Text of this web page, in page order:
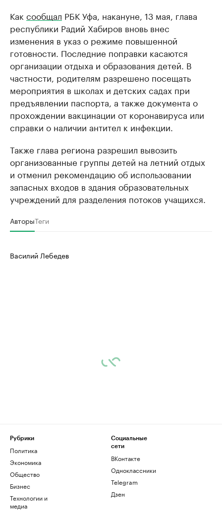
Как сообщал РБК Уфа, накануне, 13 мая, глава
республики Радий Хабиров вновь внес
изменения в указ о режиме повышенной
готовности. Последние поправки касаются
организации отдыха и образования детей. В
частности, родителям разрешено посещать
мероприятия в школах и детских садах при
предъявлении паспорта, а также документа о
прохождении вакцинации от коронавируса или
справки о наличии антител к инфекции.
Также глава региона разрешил вывозить
организованные группы детей на летний отдых
и отменил рекомендацию об использовании
запасных входов в здания образовательных
учреждений для разделения потоков учащихся.
АвторыТеги
Василий Лебедев
Рубрики
Политика
Экономика
Общество
Бизнес
Технологии и
медиа
Социальные
сети
ВКонтакте
Одноклассники
Telegram
Дзен